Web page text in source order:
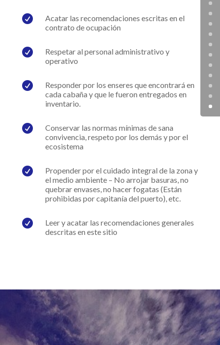

Acatar las recomendaciones escritas en el
contrato de ocupación

Respetar al personal administrativo y
operativo

Responder por los enseres que encontrará en
cada cabaña y que le fueron entregados en
inventario.

Conservar las normas mínimas de sana
convivencia, respeto por los demás y por el
ecosistema

Propender por el cuidado integral de la zona y
el medio ambiente – No arrojar basuras, no
quebrar envases, no hacer fogatas (Están
prohibidas por capitanía del puerto), etc.

Leer y acatar las recomendaciones generales
descritas en este sitio